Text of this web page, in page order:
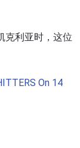
克利亚时，这位
On 14